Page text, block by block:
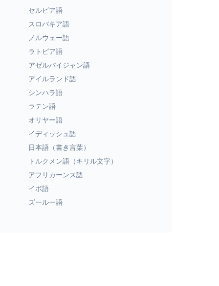
セルビア語
スロバキア語
ノルウェー語
ラトビア語
アゼルバイジャン語
アイルランド語
シンハラ語
ラテン語
オリヤー語
イディッシュ語
日本語（書き言葉）
トルクメン語（キリル文字）
アフリカーンス語
イボ語
ズールー語